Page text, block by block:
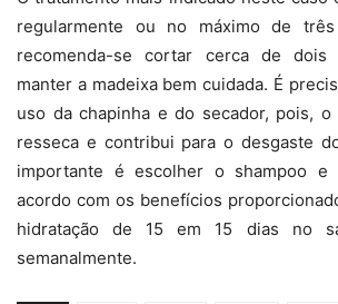
regularmente ou no máximo de
recomenda-se cortar cerca de dois
manter a madeixa bem cuidada. É
uso da chapinha e do secador, pois, o
resseca e contribui para o desgaste
importante é escolher o shampoo e
acordo com os benefícios
hidratação de 15 em 15 dias no
semanalmente.